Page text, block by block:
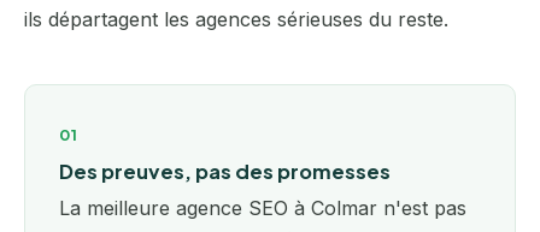
ils départagent les agences sérieuses du reste.
01
Des preuves, pas des promesses
La meilleure agence SEO à Colmar n'est pas